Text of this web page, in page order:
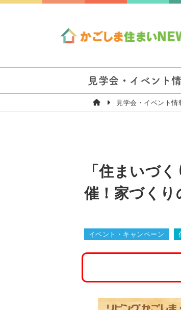
見学会・イベント
見学会・イベント情
「住まいづ
催！家づくり
イベント・キャンペーン